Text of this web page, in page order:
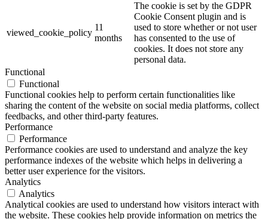
viewed_cookie_policy
11
months
The cookie is set by the GDPR
Cookie Consent plugin and is
used to store whether or not user
has consented to the use of
cookies. It does not store any
personal data.
Functional
Functional
Functional cookies help to perform certain functionalities like
sharing the content of the website on social media platforms, collect
feedbacks, and other third-party features.
Performance
Performance
Performance cookies are used to understand and analyze the key
performance indexes of the website which helps in delivering a
better user experience for the visitors.
Analytics
Analytics
Analytical cookies are used to understand how visitors interact with
the website. These cookies help provide information on metrics the